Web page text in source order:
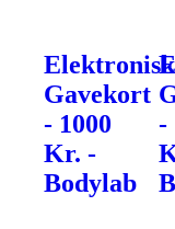
Elektronisk
Gavekort
- 1000
Kr. -
Bodylab
-